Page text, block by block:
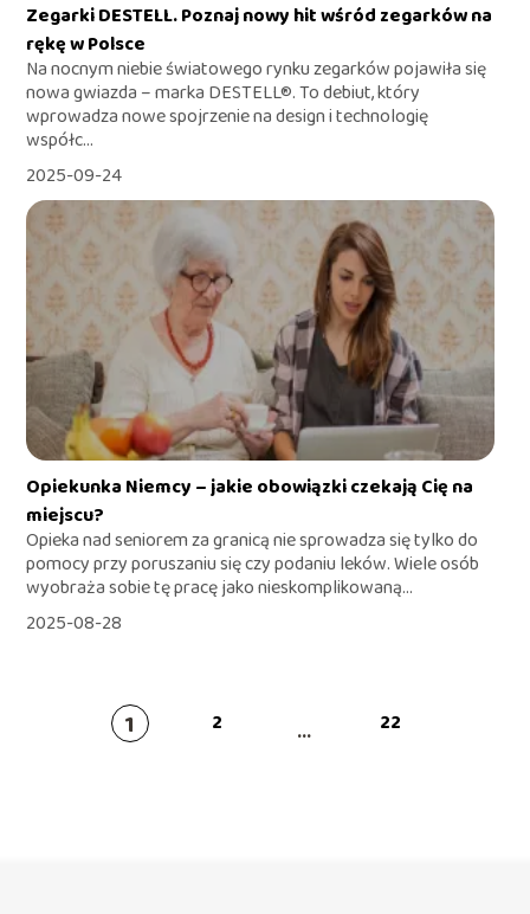
Zegarki DESTELL. Poznaj nowy hit wśród zegarków na
rękę w Polsce
Na nocnym niebie światowego rynku zegarków pojawiła się
nowa gwiazda – marka DESTELL®. To debiut, który
wprowadza nowe spojrzenie na design i technologię
współc...
2025-09-24
Opiekunka Niemcy – jakie obowiązki czekają Cię na
miejscu?
Opieka nad seniorem za granicą nie sprowadza się tylko do
pomocy przy poruszaniu się czy podaniu leków. Wiele osób
wyobraża sobie tę pracę jako nieskomplikowaną...
2025-08-28
1 2 ... 22